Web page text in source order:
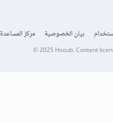
بيان الخصوصية مركز المساعدة
© 2025 Hsoub.Content